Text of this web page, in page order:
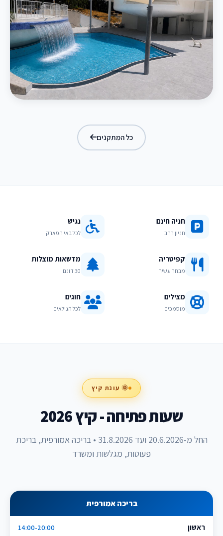
כל המתקנים
חניה חינם
חניון רחב
נגיש
לכל באי הפארק
קפיטריה
מבחר עשיר
מדשאות מוצלות
30 דונם
מצילים
מוסמכים
חוגים
לכל הגילאים
🌞 עונת קיץ
שעות פתיחה - קיץ 2026
החל מ-20.6.2026 ועד 31.8.2026 • בריכה אמורפית, בריכת
פעוטות, מגלשות ומשרד
בריכה אמורפית
ראשון 14:00-20:00